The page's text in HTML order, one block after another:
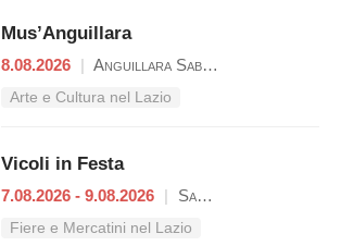
Mus’Anguillara
8.08.2026 | Anguillara Sabazia
Arte e Cultura nel Lazio
Vicoli in Festa
7.08.2026 - 9.08.2026 | Sant'Oreste
Fiere e Mercatini nel Lazio